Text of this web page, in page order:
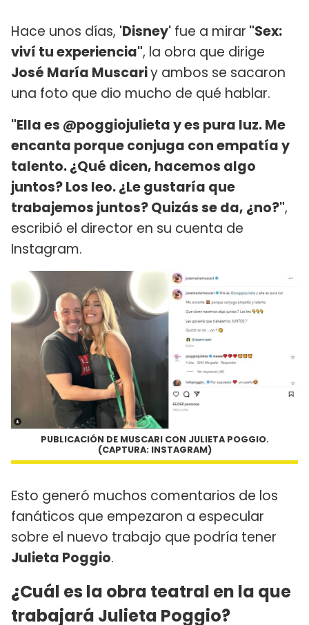
Hace unos días, 'Disney' fue a mirar "Sex:
viví tu experiencia", la obra que dirige
José María Muscariy ambos se sacaron
una foto que dio mucho de qué hablar.
"Ella es @poggiojulieta y es pura luz. Me
encanta porque conjuga con empatía y
talento. ¿Qué dicen, hacemos algo
juntos? Los leo. ¿Le gustaría que
trabajemos juntos? Quizás se da, ¿no?",
escribió el director en su cuenta de
Instagram.
PUBLICACIÓN DE MUSCARI CON JULIETA POGGIO.
(CAPTURA: INSTAGRAM)
Esto generó muchos comentarios de los
fanáticos que empezaron a especular
sobre el nuevo trabajo que podría tener
Julieta Poggio.
¿Cuál es la obra teatral en la que
trabajará Julieta Poggio?